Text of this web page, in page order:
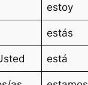
estoy
estás
está